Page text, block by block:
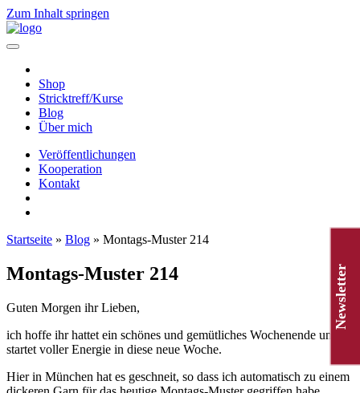
Zum Inhalt springen
Hauptnavigation
Shop
Stricktreff/Kurse
Blog
Über mich
Veröffentlichungen
Kooperation
Kontakt
Startseite » Blog » Montags-Muster 214
Montags-Muster 214
Guten Morgen ihr Lieben,
ich hoffe ihr hattet ein schönes und gemütliches Wochenende und
startet voller Energie in diese neue Woche.
Hier in München hat es geschneit, so dass ich automatisch zu einem
Newsletter